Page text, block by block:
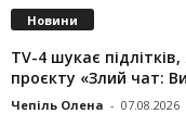
Новини
TV-4 шукає
проєкту «Злий чат:
Чепіль Олена - 07.08.2026